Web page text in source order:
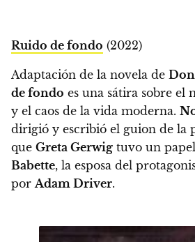
Ruido de fondo (2022)
Adaptación de la novela de
de fondo es una sátira sobre el
y el caos de la vida moderna.
dirigió y escribió el guion de la
que Greta Gerwig tuvo un
Babette, la esposa del
por Adam Driver.